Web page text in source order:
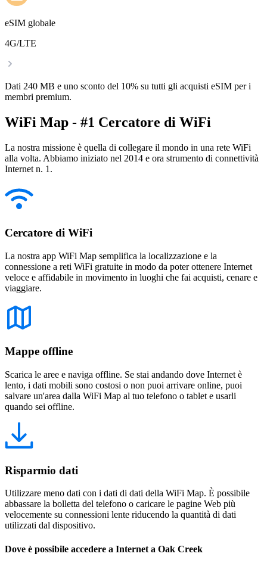
eSIM globale
4G/LTE
Dati 240 MB e uno sconto del 10% su tutti gli acquisti eSIM per i
membri premium.
WiFi Map - #1 Cercatore di WiFi
La nostra missione è quella di collegare il mondo in una rete WiFi
alla volta. Abbiamo iniziato nel 2014 e ora strumento di connettività
Internet n. 1.
Cercatore di WiFi
La nostra app WiFi Map semplifica la localizzazione e la
connessione a reti WiFi gratuite in modo da poter ottenere Internet
veloce e affidabile in movimento in luoghi che fai acquisti, cenare e
viaggiare.
Mappe offline
Scarica le aree e naviga offline. Se stai andando dove Internet è
lento, i dati mobili sono costosi o non puoi arrivare online, puoi
salvare un'area dalla WiFi Map al tuo telefono o tablet e usarli
quando sei offline.
Risparmio dati
Utilizzare meno dati con i dati di dati della WiFi Map. È possibile
abbassare la bolletta del telefono o caricare le pagine Web più
velocemente su connessioni lente riducendo la quantità di dati
utilizzati dal dispositivo.
Dove è possibile accedere a Internet a Oak Creek